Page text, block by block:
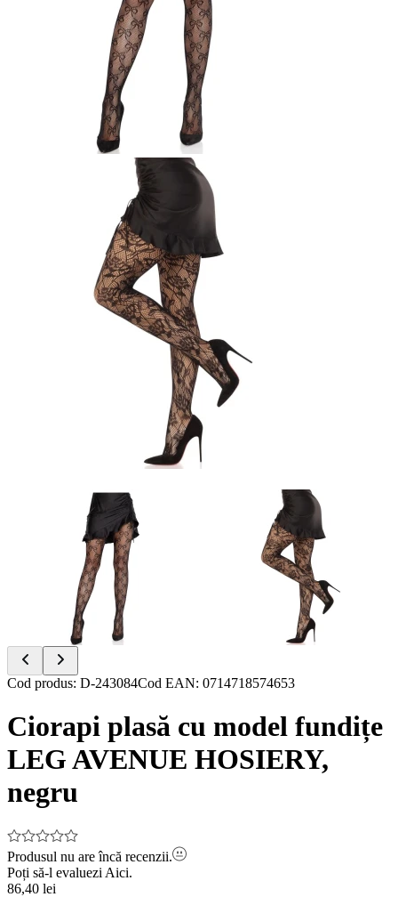
Item
of
2
Cod produs: D-243084Cod EAN: 0714718574653
Ciorapi plasă cu model fundițe
LEG AVENUE HOSIERY,
negru
Produsul nu are încă recenzii.
Poți să-l evaluezi Aici.
86,40 lei